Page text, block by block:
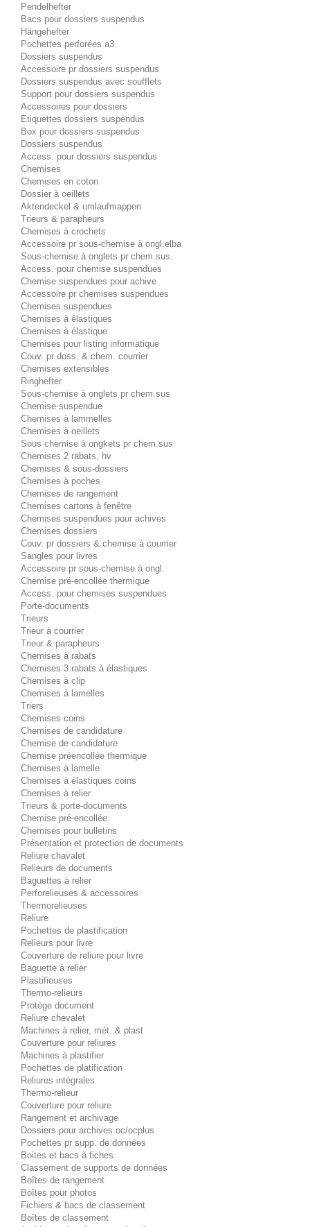
Pendelhefter
Bacs pour dossiers suspendus
Hängehefter
Pochettes perforées a3
Dossiers suspendus
Accessoire pr dossiers suspendus
Dossiers suspendus avec soufflets
Support pour dossiers suspendus
Accessoires pour dossiers
Etiquettes dossiers suspendus
Box pour dossiers suspendus
Dossiers suspendus
Access. pour dossiers suspendus
Chemises
Chemises en coton
Dossier à oeillets
Aktendeckel & umlaufmappen
Trieurs & parapheurs
Chemises à crochets
Accessoire pr sous-chemise à ongl.elba
Sous-chemise à onglets pr chem.sus.
Access. pour chemise suspendues
Chemise suspendues pour achive
Accessoire pr chemises suspendues
Chemises suspendues
Chemises à élastiques
Chemises à élastique
Chemises pour listing informatique
Couv. pr doss. & chem. courrier
Chemises extensibles
Ringhefter
Sous-chemise à onglets pr chem.sus
Chemise suspendue
Chemises à lammelles
Chemises à oeillets
Sous chemise à ongkets pr chem.sus
Chemises 2 rabats, hv
Chemises & sous-dossiers
Chemises à poches
Chemises de rangement
Chemises cartons à fenêtre
Chemises suspendues pour achives
Chemises dossiers
Couv. pr dossiers & chemise à courrier
Sangles pour livres
Accessoire pr sous-chemise à ongl.
Chemise pré-encollée thermique
Access. pour chemises suspendues
Porte-documents
Trieurs
Trieur à courrier
Trieur & parapheurs
Chemises à rabats
Chemises 3 rabats à élastiques
Chemises à clip
Chemises à lamelles
Triers
Chemises coins
Chemises de candidature
Chemise de candidature
Chemise préencollée thermique
Chemises à lamelle
Chemises à élastiques coins
Chemises à relier
Trieurs & porte-documents
Chemise pré-encollée
Chemises pour bulletins
Présentation et protection de documents
Reliure chavalet
Relieurs de documents
Baguettes à relier
Perforelieuses & accessoires
Thermorelieuses
Reliure
Pochettes de plastification
Relieurs pour livre
Couverture de reliure pour livre
Baguette à relier
Plastifieuses
Thermo-relieurs
Protège document
Reliure chevalet
Machines à relier, mét. & plast
Couverture pour reliures
Machines à plastifier
Pochettes de platification
Reliures intégrales
Thermo-relieur
Couverture pour reliure
Rangement et archivage
Dossiers pour archives oc/ocplus
Pochettes pr supp. de données
Boites et bacs à fiches
Classement de supports de données
Boîtes de rangement
Boîtes pour photos
Fichiers & bacs de classement
Boîtes de classement